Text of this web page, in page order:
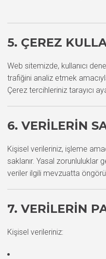
5. ÇEREZ
Web sitemizde, kullanıcı
trafiğini analiz etmek
Çerez tercihleriniz tarayıcı
6. VERILERIN
Kişisel verileriniz, işleme
saklanır. Yasal zorunluluklar
veriler ilgili mevzuatta
7. VERILERIN
Kişisel verileriniz: